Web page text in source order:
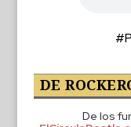
DE
De los